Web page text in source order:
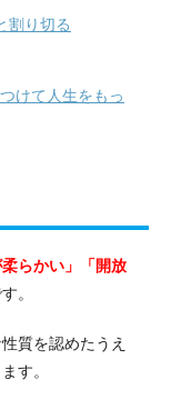
割り切る
けて人生をもっ
柔らかい」「開放
。
質を認めたうえ
す。